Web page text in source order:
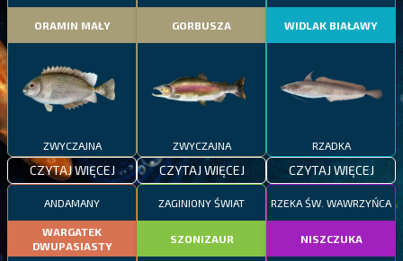
ORAMIN MAŁY
ZWYCZAJNA
CZYTAJ WIĘCEJ
GORBUSZA
ZWYCZAJNA
CZYTAJ WIĘCEJ
WIDLAK BIAŁAWY
RZADKA
CZYTAJ WIĘCEJ
ANDAMANY
WARGATEK
DWUPASIASTY
ZAGINIONY ŚWIAT
SZONIZAUR
RZEKA ŚW. WAWRZYŃCA
NISZCZUKA